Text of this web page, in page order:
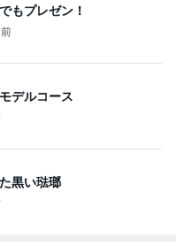
もプレゼン！
デルコース
黒い琺瑯